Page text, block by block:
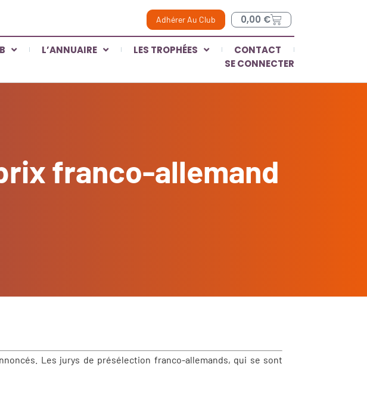
Adhérer Au Club 0,00 €
L’ANNUAIRE LES TROPHÉES
CONTACT
SE CONNECTER
franco-allemand
Les jurys de présélection franco-allemands, qui se sont